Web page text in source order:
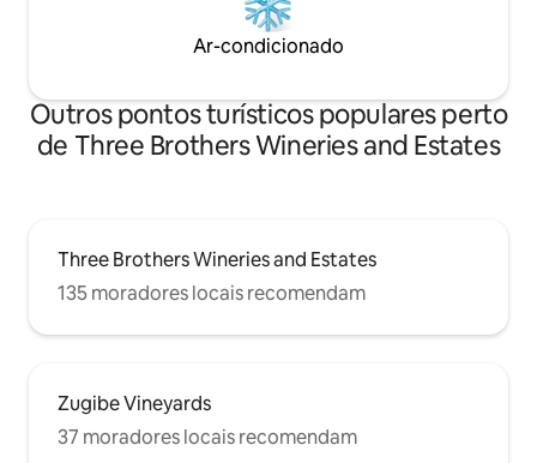
Ar-condicionado
Outros pontos turísticos populares perto
de Three Brothers Wineries and Estates
Three Brothers Wineries and Estates
135 moradores locais recomendam
Zugibe Vineyards
37 moradores locais recomendam